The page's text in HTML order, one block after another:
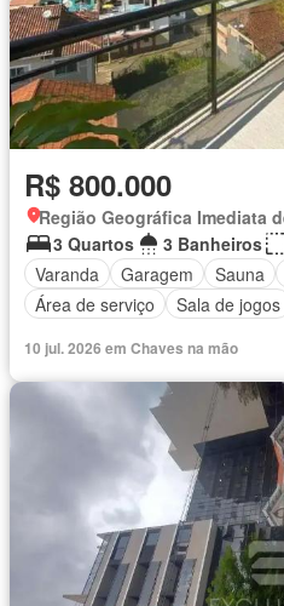
R$ 800.000
3 Quartos
3 Banheiros
Varanda
Garagem Sauna
Área de serviço
Sala de jogos
10 jul. 2026 em Chaves na mão